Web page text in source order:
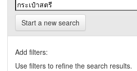
Start a new search
Add filters:
Use filters to refine the search results.